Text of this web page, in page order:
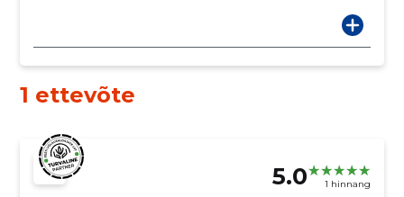
1 ettevõte
5.0 1 hinnang